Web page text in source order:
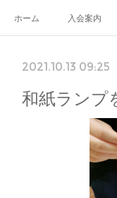
ホーム 入会案内
2021.10.13 09:25
和紙ランプ